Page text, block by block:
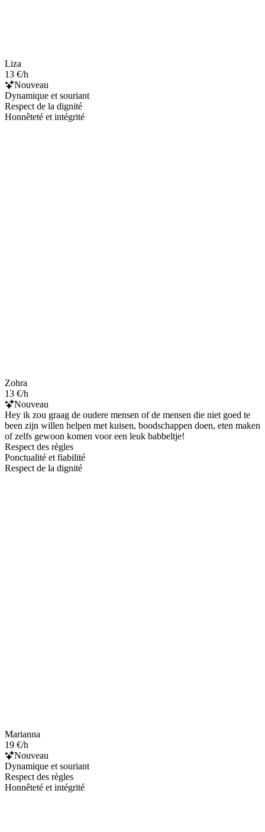
Liza
13 €/h
Nouveau
Dynamique et souriant
Respect de la dignité
Honnêteté et intégrité
Zohra
13 €/h
Nouveau
Hey ik zou graag de oudere mensen of de mensen die niet goed te
been zijn willen helpen met kuisen, boodschappen doen, eten maken
of zelfs gewoon komen voor een leuk babbeltje!
Respect des règles
Ponctualité et fiabilité
Respect de la dignité
Marianna
19 €/h
Nouveau
Dynamique et souriant
Respect des règles
Honnêteté et intégrité